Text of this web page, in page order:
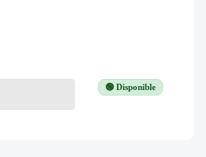
🟢 Disponible